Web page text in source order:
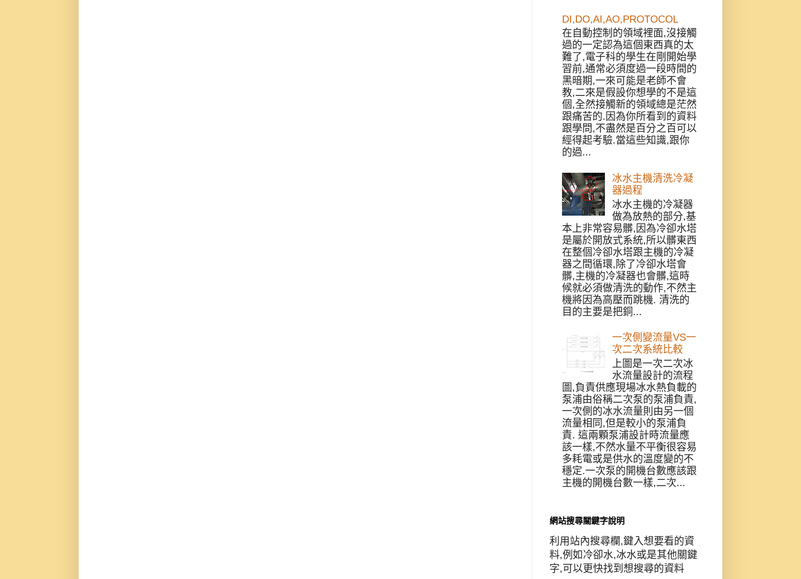
DI,DO,AI,AO,PROTOCOL
在自動控制的領域裡面,沒接觸
過的一定認為這個東西真的太
難了,電子科的學生在剛開始學
習前,通常必須度過一段時間的
黑暗期,一來可能是老師不會
教,二來是假設你想學的不是這
個,全然接觸新的領域總是茫然
跟痛苦的.因為你所看到的資料
跟學問,不盡然是百分之百可以
經得起考驗.當這些知識,跟你
的過...
冰水主機清洗冷凝
器過程
冰水主機的冷凝器
做為放熱的部分,基
本上非常容易髒,因為冷卻水塔
是屬於開放式系統,所以髒東西
在整個冷卻水塔跟主機的冷凝
器之間循環,除了冷卻水塔會
髒,主機的冷凝器也會髒,這時
候就必須做清洗的動作,不然主
機將因為高壓而跳機. 清洗的
目的主要是把銅...
一次側變流量VS一
次二次系統比較
上圖是一次二次冰
水流量設計的流程
圖,負責供應現場冰水熱負載的
泵浦由俗稱二次泵的泵浦負責,
一次側的冰水流量則由另一個
流量相同,但是較小的泵浦負
責. 這兩顆泵浦設計時流量應
該一樣,不然水量不平衡很容易
多耗電或是供水的溫度變的不
穩定.一次泵的開機台數應該跟
主機的開機台數一樣,二次...
網站搜尋關鍵字說明
利用站內搜尋欄,鍵入想要看的資
料,例如冷卻水,冰水或是其他關鍵
字,可以更快找到想搜尋的資料